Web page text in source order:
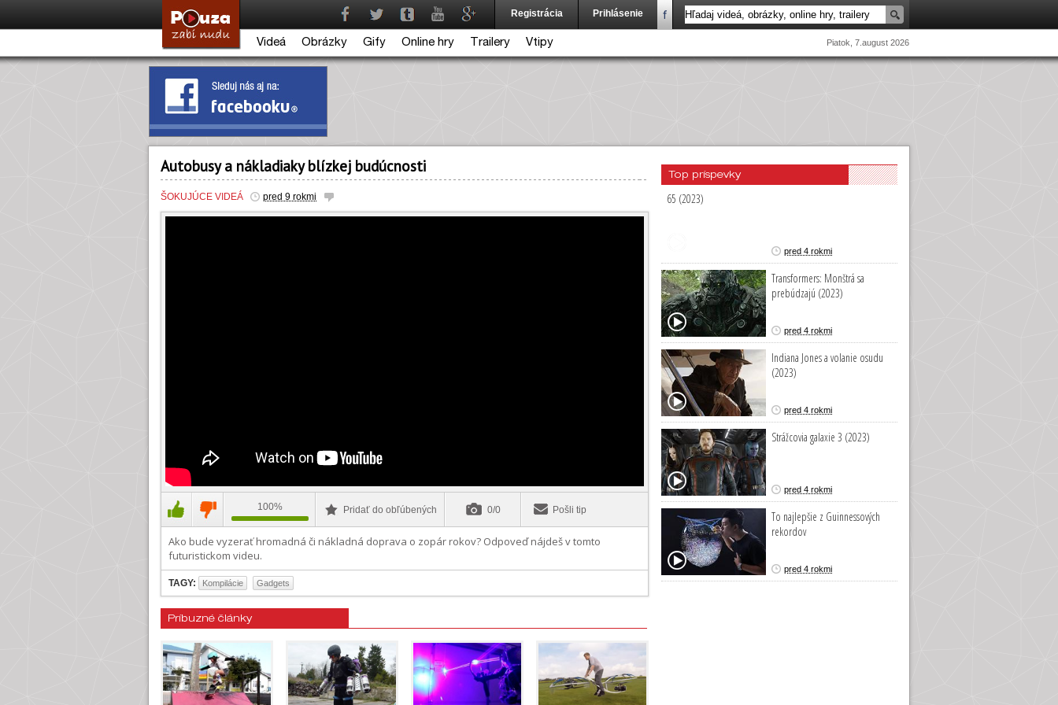
Registrácia Prihlásenie
Videá Obrázky Gify Online hry Trailery Vtipy Piatok, 7.august 2026
Autobusy a nákladiaky blízkej budúcnosti
ŠOKUJÚCE VIDEÁ pred 9 rokmi
100% Pridať do obľúbených 0/0 Pošli tip
Ako bude vyzerať hromadná či nákladná doprava o zopár rokov? Odpoveď nájdeš v tomto
futuristickom videu.
TAGY: Kompilácie Gadgets
Príbuzné články
Top príspevky
65 (2023)
pred 4 rokmi
Transformers: Monštrá sa
prebúdzajú (2023)
pred 4 rokmi
Indiana Jones a volanie osudu
(2023)
pred 4 rokmi
Strážcovia galaxie 3 (2023)
pred 4 rokmi
To najlepšie z Guinnessových
rekordov
pred 4 rokmi